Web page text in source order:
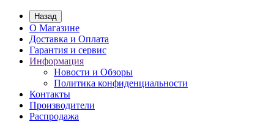
Назад
О Магазине
Доставка и Оплата
Гарантия и сервис
Информация
Новости и Обзоры
Политика конфиденциальности
Контакты
Производители
Распродажа